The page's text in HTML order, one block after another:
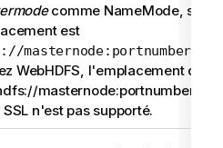
comme NameMode, son
est
masternode:portnumber
WebHDFS, l'emplacement doit
masternode:portnumber ;
n'est pas supporté.